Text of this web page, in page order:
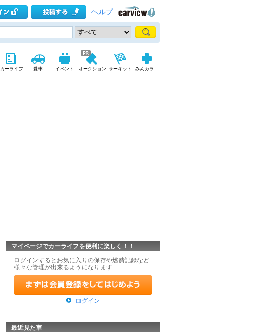
ヘルプ
カーライフ 愛車 イベント オークション サーキット みんカラ＋
マイページでカーライフを便利に楽しく！！
ログインするとお気に入りの保存や燃費記録など
様々な管理が出来るようになります
ログイン
最近見た車